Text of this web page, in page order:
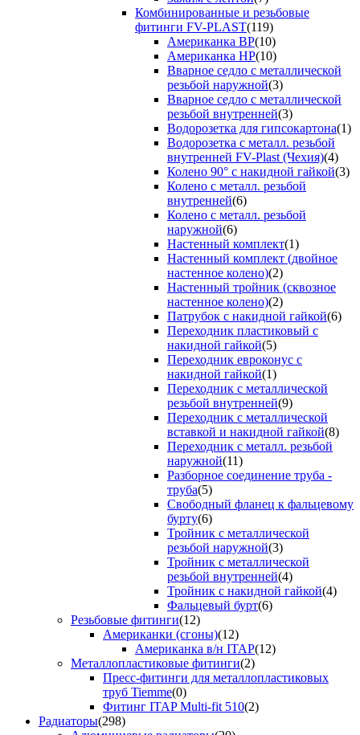
Комбинированные и резьбовые
фитинги FV-PLAST(119)
Американка ВР(10)
Американка НР(10)
Вварное седло с металлической
резьбой наружной(3)
Вварное седло с металлической
резьбой внутренней(3)
Водорозетка для гипсокартона(1)
Водорозетка с металл. резьбой
внутренней FV-Plast (Чехия)(4)
Колено 90° с накидной гайкой(3)
Колено с металл. резьбой
внутренней(6)
Колено с металл. резьбой
наружной(6)
Настенный комплект(1)
Настенный комплект (двойное
настенное колено)(2)
Настенный тройник (сквозное
настенное колено)(2)
Патрубок с накидной гайкой(6)
Переходник пластиковый с
накидной гайкой(5)
Переходник евроконус с
накидной гайкой(1)
Переходник с металлической
резьбой внутренней(9)
Переходник с металлической
вставкой и накидной гайкой(8)
Переходник с металл. резьбой
наружной(11)
Разборное соединение труба -
труба(5)
Свободный фланец к фальцевому
бурту(6)
Тройник с металлической
резьбой наружной(3)
Тройник с металлической
резьбой внутренней(4)
Тройник с накидной гайкой(4)
Фальцевый бурт(6)
Резьбовые фитинги(12)
Американки (сгоны)(12)
Американка в/н ITAP(12)
Металлопластиковые фитинги(2)
Пресс-фитинги для металлопластиковых
труб Tiemme(0)
Фитинг ITAP Multi-fit 510(2)
Радиаторы(298)